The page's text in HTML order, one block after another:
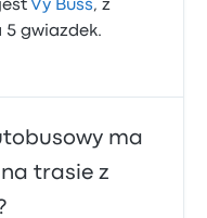
Vy Buss, z
gwiazdek.
ma
trasie z